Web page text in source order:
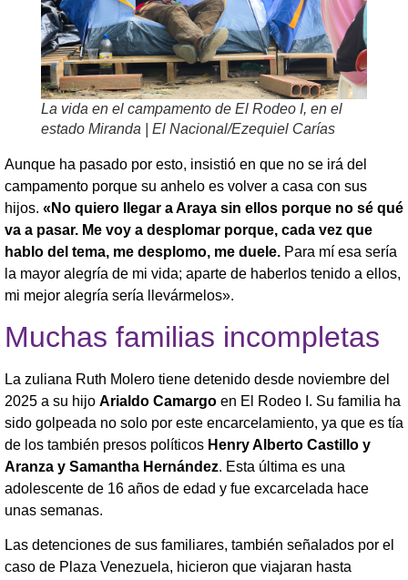
La vida en el campamento de El Rodeo I, en el
estado Miranda | El Nacional/Ezequiel Carías
Aunque ha pasado por esto, insistió en que no se irá del
campamento porque su anhelo es volver a casa con sus
hijos. «No quiero llegar a Araya sin ellos porque no sé qué
va a pasar. Me voy a desplomar porque, cada vez que
hablo del tema, me desplomo, me duele. Para mí esa sería
la mayor alegría de mi vida; aparte de haberlos tenido a ellos,
mi mejor alegría sería llevármelos».
Muchas familias incompletas
La zuliana Ruth Molero tiene detenido desde noviembre del
2025 a su hijo Arialdo Camargo en El Rodeo I. Su familia ha
sido golpeada no solo por este encarcelamiento, ya que es tía
de los también presos políticos Henry Alberto Castillo y
Aranza y Samantha Hernández. Esta última es una
adolescente de 16 años de edad y fue excarcelada hace
unas semanas.
Las detenciones de sus familiares, también señalados por el
caso de Plaza Venezuela, hicieron que viajaran hasta